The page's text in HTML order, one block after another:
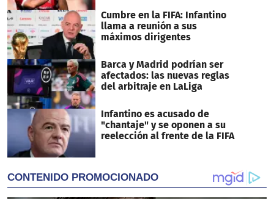
Cumbre en la FIFA: Infantino
llama a reunión a sus
máximos dirigentes
Barca y Madrid podrían ser
afectados: las nuevas reglas
del arbitraje en LaLiga
Infantino es acusado de
"chantaje" y se oponen a su
reelección al frente de la FIFA